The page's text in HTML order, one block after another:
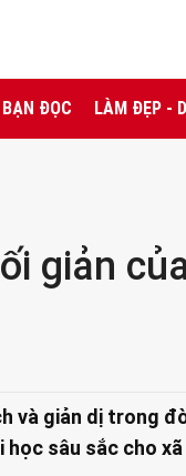
ĐỌC LÀM ĐẸP -
giản
và giản dị trong
sâu sắc cho